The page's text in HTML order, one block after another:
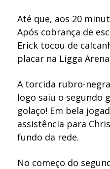
Até que, aos 20
Após cobrança de
Erick tocou de
placar na Ligga
A torcida rubro-
logo saiu o segundo
golaço! Em bela
assistência para
fundo da rede.
No começo do